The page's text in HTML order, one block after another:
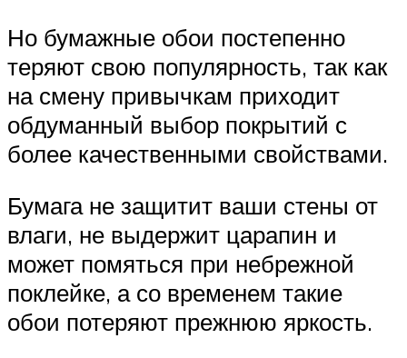
Но бумажные обои постепенно
теряют свою популярность, так как
на смену привычкам приходит
обдуманный выбор покрытий с
более качественными свойствами.
Бумага не защитит ваши стены от
влаги, не выдержит царапин и
может помяться при небрежной
поклейке, а со временем такие
обои потеряют прежнюю яркость.